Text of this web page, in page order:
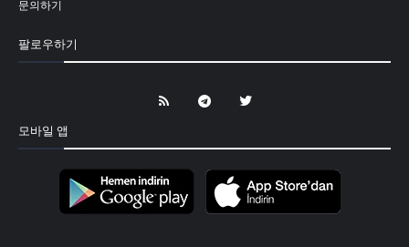
문의하기
팔로우하기
모바일 앱